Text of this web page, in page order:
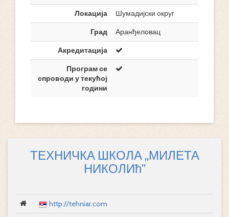
Локација
Шумадијски округ
Град
Аранђеловац
Акредитација
Програм се
спроводи у текућој
години
ТЕХНИЧКА ШКОЛА „МИЛЕТА
НИКОЛИћ”
http://tehniar.com